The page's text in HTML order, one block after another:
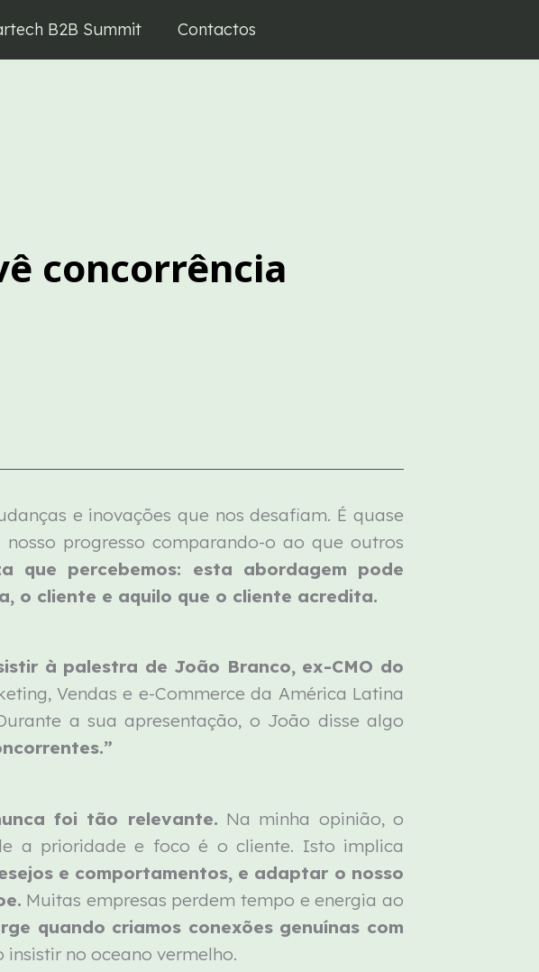
B2B Summit Contactos
concorrência
e inovações que nos desafiam. É quase
progresso comparando-o ao que outros
que percebemos: esta abordagem pode
o cliente e aquilo que o cliente acredita.
à palestra de João Branco, ex-CMO do
Vendas e e-Commerce da América Latina
a sua apresentação, o João disse algo
foi tão relevante. Na minha opinião, o
a prioridade e foco é o cliente. Isto implica
e comportamentos, e adaptar o nosso
Muitas empresas perdem tempo e energia ao
quando criamos conexões genuínas com
no oceano vermelho.